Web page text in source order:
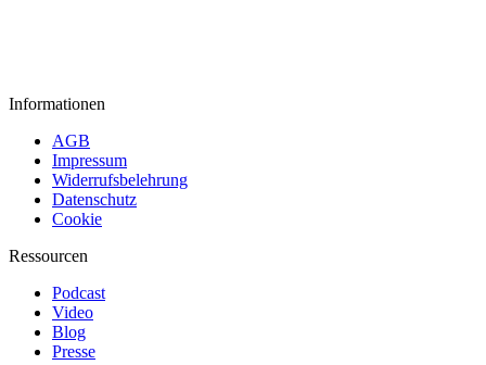
Informationen
AGB
Impressum
Widerrufsbelehrung
Datenschutz
Cookie
Ressourcen
Podcast
Video
Blog
Presse